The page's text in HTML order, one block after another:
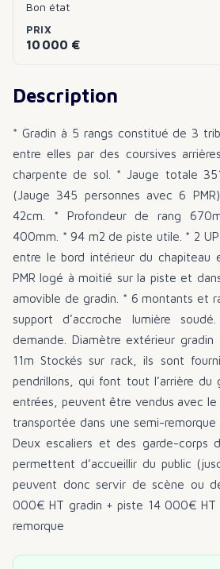
Bon état
PRIX
10 000 €
Description
* Gradin à 5 rangs constitué de 3
entre elles par des coursives
charpente de sol. * Jauge totale
(Jauge 345 personnes avec 6
42cm. * Profondeur de rang
400mm. * 94 m2 de piste utile. * 2
entre le bord intérieur du chapiteau
PMR logé à moitié sur la piste et
amovible de gradin. * 6 montants et
support d’accroche lumière
demande. Diamètre extérieur
11m Stockés sur rack, ils sont
pendrillons, qui font tout l’arrière
entrées, peuvent être vendus avec le
transportée dans une semi-remorque
Deux escaliers et des garde-corps
permettent d’accueillir du public
peuvent donc servir de scène ou
000€ HT gradin + piste 14 000€ HT
remorque